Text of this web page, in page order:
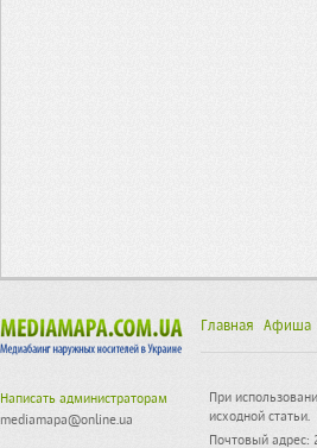
Главная Афиша
Написать администраторам
mediamapa@online.ua
При
исходной статьи.
Почтовый адрес: